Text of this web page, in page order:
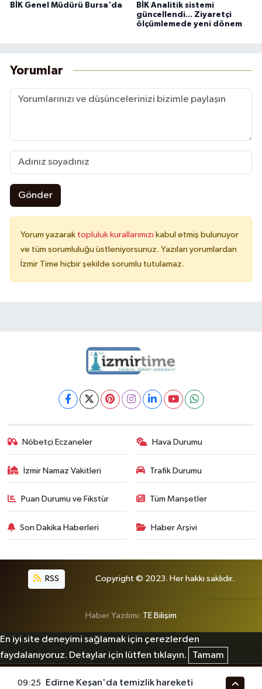
BİK Genel Müdürü Bursa'da
BİK Analitik sistemi
güncellendi... Ziyaretçi
ölçümlemede yeni dönem
Yorumlar
Gönder
Yorum yazarak topluluk kurallarımızı kabul etmiş bulunuyor
ve tüm sorumluluğu üstleniyorsunuz. Yazılan yorumlardan
İzmir Time hiçbir şekilde sorumlu tutulamaz.
Nöbetçi Eczaneler Hava Durumu
İzmir Namaz Vakitleri Trafik Durumu
Puan Durumu ve Fikstür Tüm Manşetler
Son Dakika Haberleri Haber Arşivi
RSS Copyright © 2023. Her hakkı saklıdır.
Haber Yazılımı: TE Bilişim
En iyi site deneyimi sağlamak için çerezlerden
faydalanıyoruz. Detaylar için lütfen tıklayın.
Tamam
09:25 Edirne Keşan'da temizlik hareketi